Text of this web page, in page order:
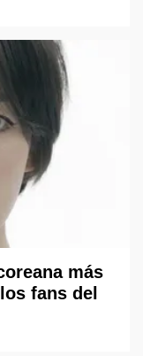
más
fans del